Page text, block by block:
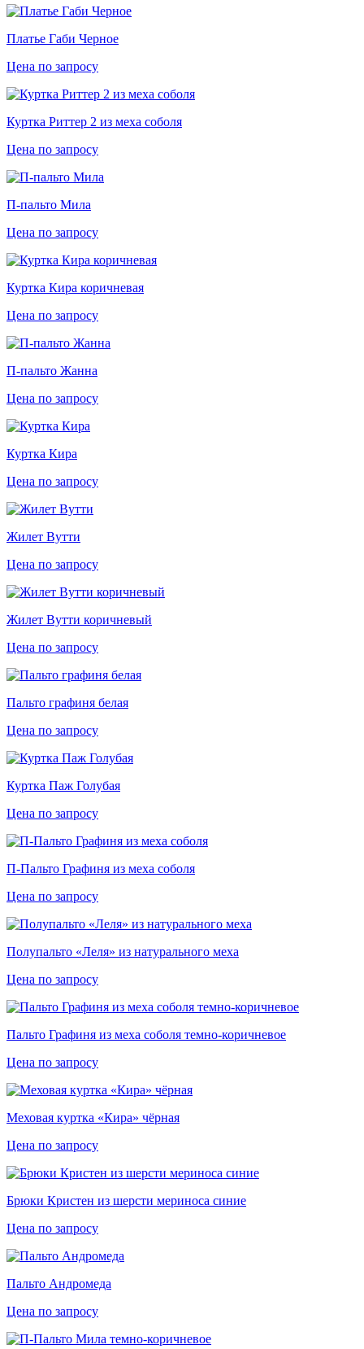
Платье Габи Черное
Цена по запросу
Куртка Риттер 2 из меха соболя
Цена по запросу
П-пальто Мила
Цена по запросу
Куртка Кира коричневая
Цена по запросу
П-пальто Жанна
Цена по запросу
Куртка Кира
Цена по запросу
Жилет Вутти
Цена по запросу
Жилет Вутти коричневый
Цена по запросу
Пальто графиня белая
Цена по запросу
Куртка Паж Голубая
Цена по запросу
П-Пальто Графиня из меха соболя
Цена по запросу
Полупальто «Леля» из натурального меха
Цена по запросу
Пальто Графиня из меха соболя темно-коричневое
Цена по запросу
Меховая куртка «Кира» чёрная
Цена по запросу
Брюки Кристен из шерсти мериноса синие
Цена по запросу
Пальто Андромеда
Цена по запросу